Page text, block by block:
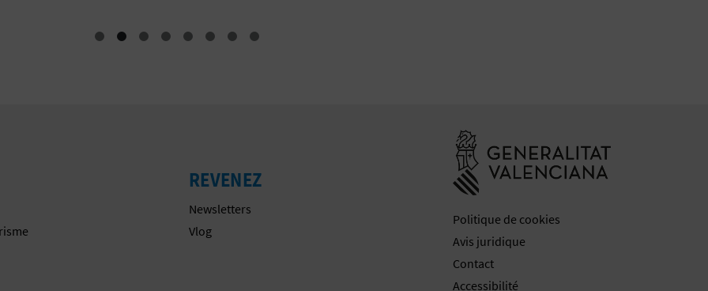
REVENEZ
Newsletters
Vlog
Politique de cookies
Avis juridique
Contact
Accessibilité